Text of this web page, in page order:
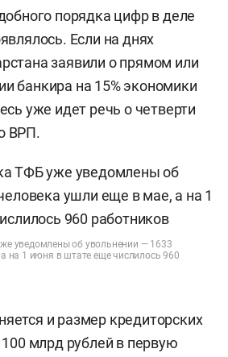
порядка цифр в деле
Если на днях
заявили о прямом или
банкира на 15% экономики
уже идет речь о четверти
ВРП.
уведомлены об увольнении — 1633
на 1 июня в штате еще числилось 960
и размер кредиторских
млрд рублей в первую